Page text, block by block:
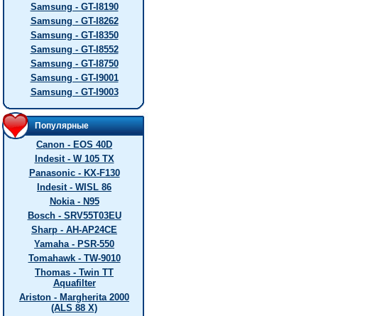
Samsung - GT-I8190
Samsung - GT-I8262
Samsung - GT-I8350
Samsung - GT-I8552
Samsung - GT-I8750
Samsung - GT-I9001
Samsung - GT-I9003
Популярные
Canon - EOS 40D
Indesit - W 105 TX
Panasonic - KX-F130
Indesit - WISL 86
Nokia - N95
Bosch - SRV55T03EU
Sharp - AH-AP24CE
Yamaha - PSR-550
Tomahawk - TW-9010
Thomas - Twin TT
Aquafilter
Ariston - Margherita 2000
(ALS 88 X)